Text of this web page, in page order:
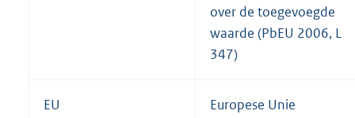
over de toegevoegde
waarde (PbEU 2006, L
347)
EU Europese Unie